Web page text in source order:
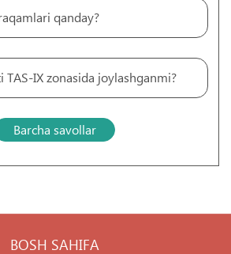
qanday?
TAS-IX zonasida joylashganmi?
Barcha savollar
BOSH SAHIFA